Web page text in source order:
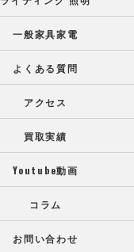
一般家具家電
よくある質問
アクセス
買取実績
Youtube動画
コラム
お問い合わせ